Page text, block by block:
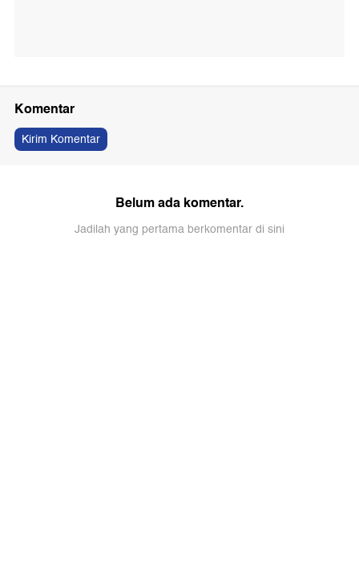
Komentar
Kirim Komentar
Belum ada komentar.
Jadilah yang pertama berkomentar di sini